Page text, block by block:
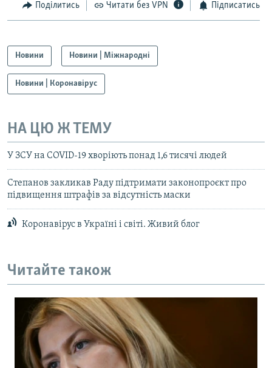
Поділитись Читати без VPN Підписатись
Новини Новини | Міжнародні
Новини | Коронавірус
НА ЦЮ Ж ТЕМУ
У ЗСУ на COVID-19 хворіють понад 1,6 тисячі людей
Степанов закликав Раду підтримати законопроєкт про
підвищення штрафів за відсутність маски
Коронавірус в Україні і світі. Живий блог
Читайте також